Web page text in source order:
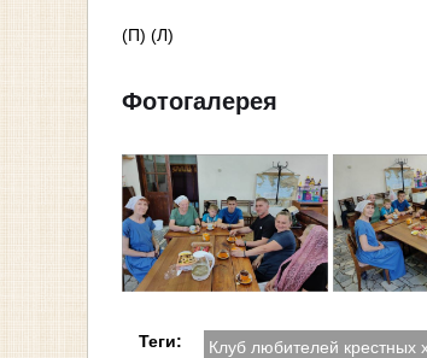
(П) (Л)
Фотогалерея
Теги: Клуб любителей крестных